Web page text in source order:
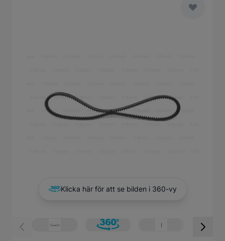
Klicka här för att se bilden i 360-vy
View larger image
View larger image
View larger